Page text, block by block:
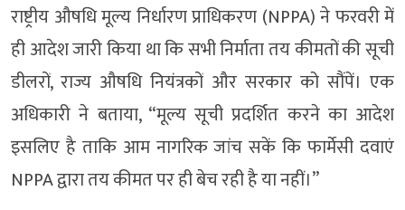
राष्ट्रीय औषधि मूल्य निर्धारण प्राधिकरण (NPPA) ने फरवरी में
ही आदेश जारी किया था कि सभी निर्माता तय कीमतों की सूची
डीलरों, राज्य औषधि नियंत्रकों और सरकार को सौंपें। एक
अधिकारी ने बताया, “मूल्य सूची प्रदर्शित करने का आदेश
इसलिए है ताकि आम नागरिक जांच सकें कि फार्मेसी दवाएं
NPPA द्वारा तय कीमत पर ही बेच रही है या नहीं।”